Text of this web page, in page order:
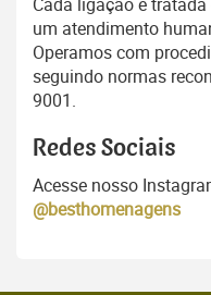
um atendimento
Operamos com
seguindo normas
9001.
Redes Sociais
Acesse nosso
@besthomenagens